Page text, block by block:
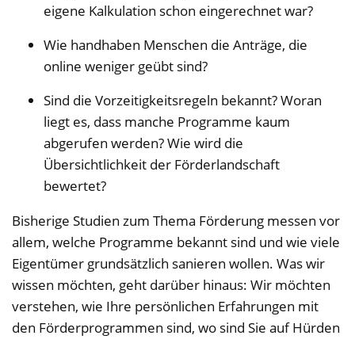
eigene Kalkulation schon eingerechnet war?
Wie handhaben Menschen die Anträge, die
online weniger geübt sind?
Sind die Vorzeitigkeitsregeln bekannt? Woran
liegt es, dass manche Programme kaum
abgerufen werden? Wie wird die
Übersichtlichkeit der Förderlandschaft
bewertet?
Bisherige Studien zum Thema Förderung messen vor
allem, welche Programme bekannt sind und wie viele
Eigentümer grundsätzlich sanieren wollen. Was wir
wissen möchten, geht darüber hinaus: Wir möchten
verstehen, wie Ihre persönlichen Erfahrungen mit
den Förderprogrammen sind, wo sind Sie auf Hürden